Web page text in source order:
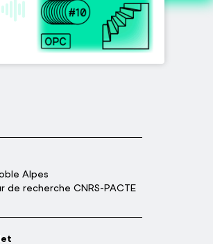
Alpes
de recherche CNRS-PACTE